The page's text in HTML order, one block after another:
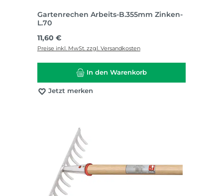
Gartenrechen Arbeits-B.355mm Zinken-
L.70
Regulärer Preis:
11,60 €
Preise inkl. MwSt. zzgl. Versandkosten
In den Warenkorb
Jetzt merken